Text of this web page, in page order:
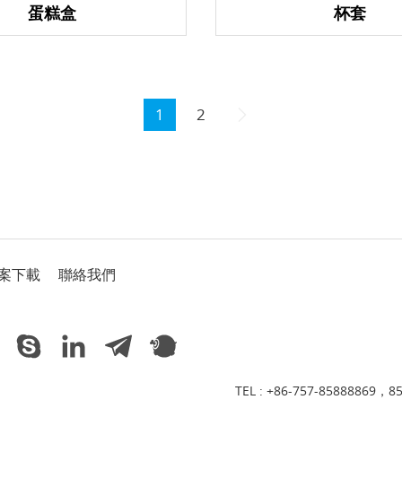
蛋糕盒 杯套
1 2
下載 聯絡我們
TEL : +86-757-85888869，